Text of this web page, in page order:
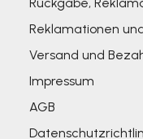
Reklamationen
Versand und
Impressum
AGB